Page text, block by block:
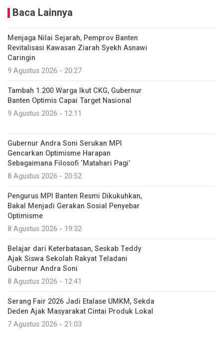
Baca Lainnya
Menjaga Nilai Sejarah, Pemprov Banten
Revitalisasi Kawasan Ziarah Syekh Asnawi
Caringin
9 Agustus 2026 - 20:27
Tambah 1.200 Warga Ikut CKG, Gubernur
Banten Optimis Capai Target Nasional
9 Agustus 2026 - 12:11
Gubernur Andra Soni Serukan MPI
Gencarkan Optimisme Harapan
Sebagaimana Filosofi ‘Matahari Pagi’
8 Agustus 2026 - 20:52
Pengurus MPI Banten Resmi Dikukuhkan,
Bakal Menjadi Gerakan Sosial Penyebar
Optimisme
8 Agustus 2026 - 19:32
Belajar dari Keterbatasan, Seskab Teddy
Ajak Siswa Sekolah Rakyat Teladani
Gubernur Andra Soni
8 Agustus 2026 - 12:41
Serang Fair 2026 Jadi Etalase UMKM, Sekda
Deden Ajak Masyarakat Cintai Produk Lokal
7 Agustus 2026 - 21:03